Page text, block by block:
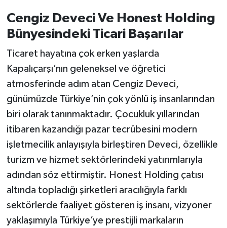
Cengiz Deveci Ve Honest Holding
Bünyesindeki Ticari Başarılar
Ticaret hayatına çok erken yaşlarda
Kapalıçarşı’nın geleneksel ve öğretici
atmosferinde adım atan Cengiz Deveci,
günümüzde Türkiye’nin çok yönlü iş insanlarından
biri olarak tanınmaktadır. Çocukluk yıllarından
itibaren kazandığı pazar tecrübesini modern
işletmecilik anlayışıyla birleştiren Deveci, özellikle
turizm ve hizmet sektörlerindeki yatırımlarıyla
adından söz ettirmiştir. Honest Holding çatısı
altında topladığı şirketleri aracılığıyla farklı
sektörlerde faaliyet gösteren iş insanı, vizyoner
yaklaşımıyla Türkiye’ye prestijli markaların